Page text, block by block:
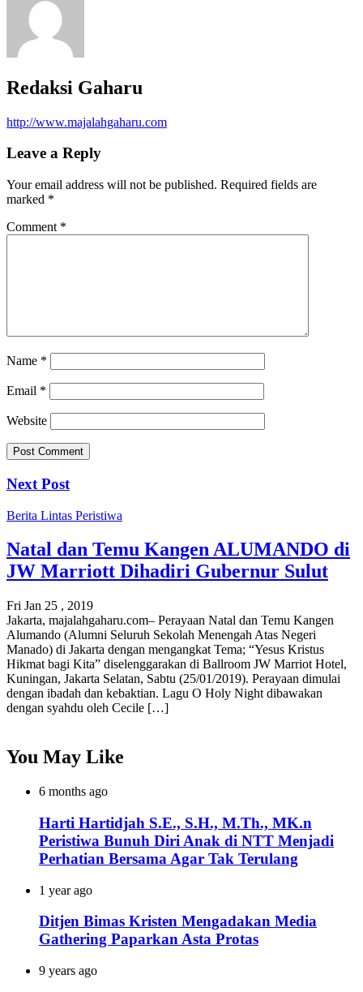
Redaksi Gaharu
http://www.majalahgaharu.com
Leave a Reply
Your email address will not be published. Required fields are
marked *
Comment *
Name *
Email *
Website
Next Post
Berita Lintas Peristiwa
Natal dan Temu Kangen ALUMANDO di
JW Marriott Dihadiri Gubernur Sulut
Fri Jan 25 , 2019
Jakarta, majalahgaharu.com– Perayaan Natal dan Temu Kangen
Alumando (Alumni Seluruh Sekolah Menengah Atas Negeri
Manado) di Jakarta dengan mengangkat Tema; “Yesus Kristus
Hikmat bagi Kita” diselenggarakan di Ballroom JW Marriot Hotel,
Kuningan, Jakarta Selatan, Sabtu (25/01/2019). Perayaan dimulai
dengan ibadah dan kebaktian. Lagu O Holy Night dibawakan
dengan syahdu oleh Cecile […]
You May Like
6 months ago
Harti Hartidjah S.E., S.H., M.Th., MK.n
Peristiwa Bunuh Diri Anak di NTT Menjadi
Perhatian Bersama Agar Tak Terulang
1 year ago
Ditjen Bimas Kristen Mengadakan Media
Gathering Paparkan Asta Protas
9 years ago